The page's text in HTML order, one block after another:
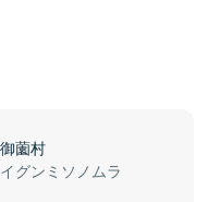
薗村
グンミソノムラ